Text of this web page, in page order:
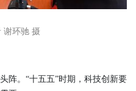
谢环驰 摄
。“十五五”时期，科技创新要